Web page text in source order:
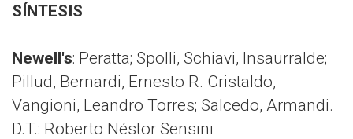
SÍNTESIS
Newell's: Peratta; Spolli, Schiavi, Insaurralde;
Pillud, Bernardi, Ernesto R. Cristaldo,
Vangioni, Leandro Torres; Salcedo, Armandi.
D.T.: Roberto Néstor Sensini